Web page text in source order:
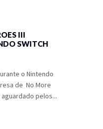
III
SWITCH
o Nintendo
de No More
pelos...